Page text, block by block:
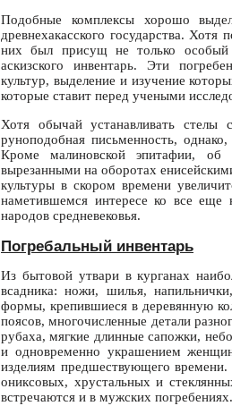
Подобные комплексы хорошо
древнехакасского государства.
них был присущ не только особый
аскизского инвентарь. Эти
культур, выделение и изучение
которые ставит перед учеными
Хотя обычай устанавливать стелы
руноподобная письменность,
Кроме малиновской эпитафии, об
вырезанными на оборотах
культуры в скором времени
наметившемся интересе ко все еще
народов средневековья.
Погребальный инвентарь
Из бытовой утвари в курганах
всадника: ножи, шилья,
формы, крепившиеся в деревянную
поясов, многочисленные детали
рубаха, мягкие длинные сапожки,
и одновременно украшением
изделиям предшествующего
ониксовых, хрустальных и
встречаются и в мужских погребениях.